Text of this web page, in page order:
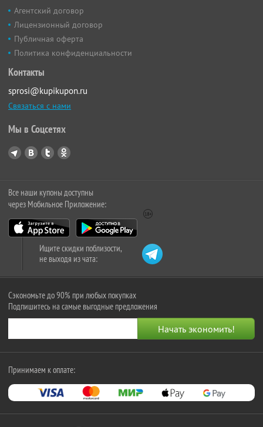
Агентский договор
Лицензионный договор
Публичная оферта
Политика конфиденциальности
Контакты
sprosi@kupikupon.ru
Связаться с нами
Мы в Соцсетях
Все наши купоны доступны
через Мобильное Приложение:
Ищите скидки поблизости,
не выходя из чата:
Сэкономьте до 90% при любых покупках
Подпишитесь на самые выгодные предложения
Принимаем к оплате: